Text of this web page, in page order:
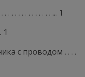
. . . . . . . . . . . ... 1
1
с проводом . . . .